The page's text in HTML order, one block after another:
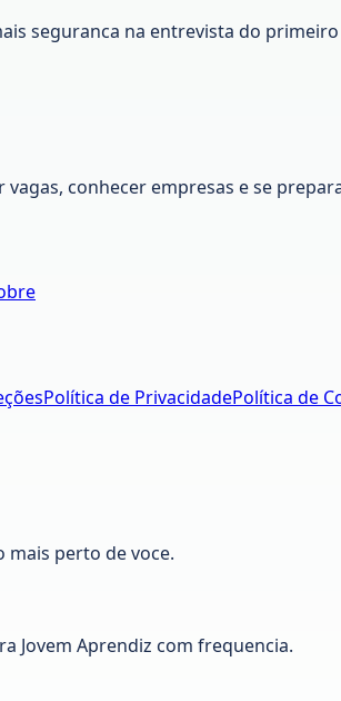
seguranca na entrevista do
conhecer empresas e se
Política de PrivacidadePolítica de
mais perto de voce.
Jovem Aprendiz com frequencia.